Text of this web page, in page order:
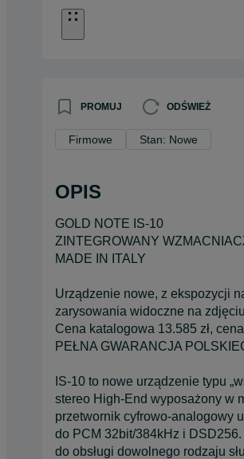
PROMUJ ODŚWIEŻ
Firmowe Stan: Nowe
OPIS
GOLD NOTE IS-10
ZINTEGROWANY
MADE IN ITALY
Urządzenie nowe, z ekspozycji
zarysowania widoczne na
Cena katalogowa 13.585 zł,
PEŁNA GWARANCJA
IS-10 to nowe urządzenie typu
stereo High-End wyposażony w
przetwornik cyfrowo-analogowy
do PCM 32bit/384kHz i
do obsługi dowolnego rodzaju